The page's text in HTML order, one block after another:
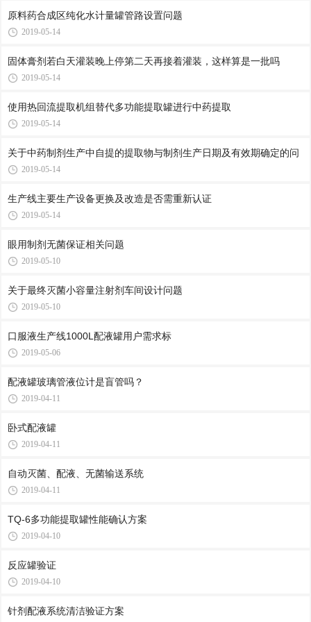
原料药合成区纯化水计量罐管路设置问题
2019-05-14
固体膏剂若白天灌装晚上停第二天再接着灌装，这样算是一批吗
2019-05-14
使用热回流提取机组替代多功能提取罐进行中药提取
2019-05-14
关于中药制剂生产中自提的提取物与制剂生产日期及有效期确定的问
2019-05-14
生产线主要生产设备更换及改造是否需重新认证
2019-05-14
眼用制剂无菌保证相关问题
2019-05-10
关于最终灭菌小容量注射剂车间设计问题
2019-05-10
口服液生产线1000L配液罐用户需求标
2019-05-06
配液罐玻璃管液位计是盲管吗？
2019-04-11
卧式配液罐
2019-04-11
自动灭菌、配液、无菌输送系统
2019-04-11
TQ-6多功能提取罐性能确认方案
2019-04-10
反应罐验证
2019-04-10
针剂配液系统清洁验证方案